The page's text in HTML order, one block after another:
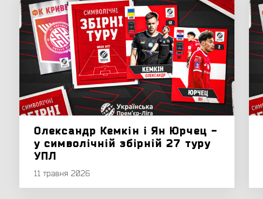
Олександр Кемкін і Ян Юрчец -
у символічній збірній 27 туру
УПЛ
11 травня 2026